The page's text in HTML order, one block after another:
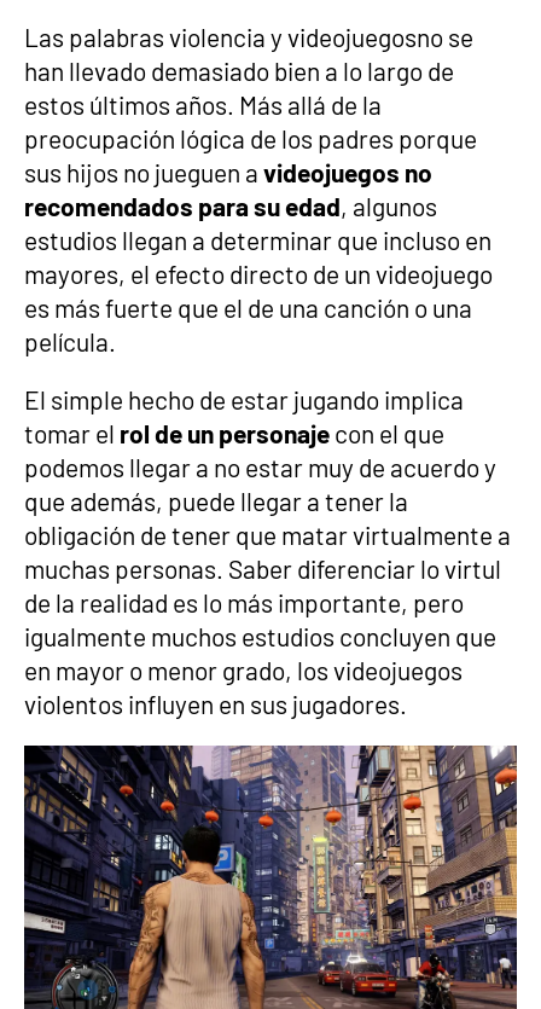
Las palabras violencia y videojuegosno se
han llevado demasiado bien a lo largo de
estos últimos años. Más allá de la
preocupación lógica de los padres porque
sus hijos no jueguen a videojuegos no
recomendados para su edad, algunos
estudios llegan a determinar que incluso en
mayores, el efecto directo de un videojuego
es más fuerte que el de una canción o una
película.
El simple hecho de estar jugando implica
tomar el rol de un personaje con el que
podemos llegar a no estar muy de acuerdo y
que además, puede llegar a tener la
obligación de tener que matar virtualmente a
muchas personas. Saber diferenciar lo virtul
de la realidad es lo más importante, pero
igualmente muchos estudios concluyen que
en mayor o menor grado, los videojuegos
violentos influyen en sus jugadores.